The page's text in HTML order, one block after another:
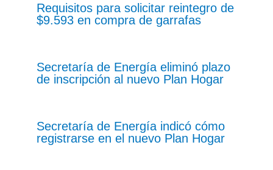
Requisitos para solicitar reintegro de
$9.593 en compra de garrafas
Secretaría de Energía eliminó plazo
de inscripción al nuevo Plan Hogar
Secretaría de Energía indicó cómo
registrarse en el nuevo Plan Hogar